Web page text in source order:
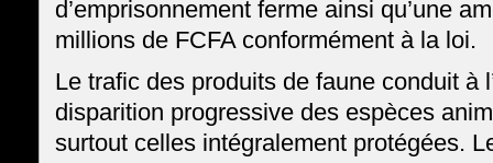
d’emprisonnement ferme ainsi qu’une
millions de FCFA conformément à la loi.
Le trafic des produits de faune conduit à
disparition progressive des espèces
surtout celles intégralement protégées.